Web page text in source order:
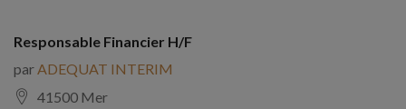
Responsable Financier H/F
par ADEQUAT INTERIM
41500 Mer